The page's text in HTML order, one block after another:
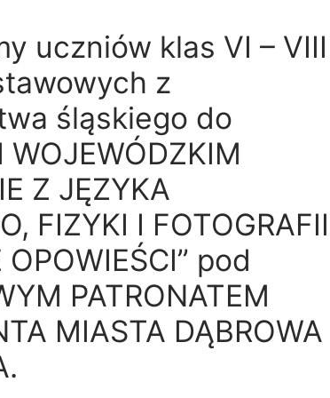
uczniów klas VI – VIII
z
śląskiego do
WOJEWÓDZKIM
Z JĘZYKA
FIZYKI I FOTOGRAFII
OPOWIEŚCI” pod
PATRONATEM
MIASTA DĄBROWA